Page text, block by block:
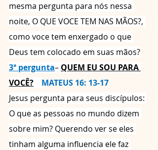
mesma pergunta para nós nessa
noite, O QUE VOCE TEM NAS MÃOS?,
como voce tem enxergado o que
Deus tem colocado em suas mãos?
3ª pergunta– QUEM EU SOU PARA
VOCÊ?
MATEUS 16: 13-17
Jesus pergunta para seus discípulos:
O que as pessoas no mundo dizem
sobre mim? Querendo ver se eles
tinham alguma influencia ele faz